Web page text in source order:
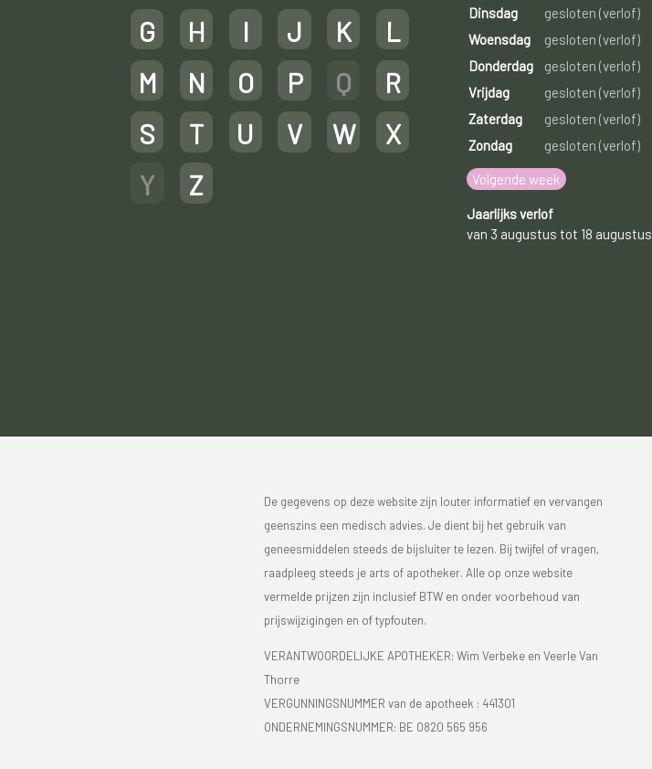
G
H I J K
L
M
N O P Q
R
S
T U V W
X
Y
Z
Dinsdag
gesloten (verlof)
Woensdag
gesloten (verlof)
Donderdag
gesloten (verlof)
Vrijdag
gesloten (verlof)
Zaterdag
gesloten (verlof)
Zondag
gesloten (verlof)
Volgende week
Jaarlijks verlof
van 3 augustus tot 18 augustus
De gegevens op deze website zijn louter informatief en vervangen
geenszins een medisch advies. Je dient bij het gebruik van
geneesmiddelen steeds de bijsluiter te lezen. Bij twijfel of vragen,
raadpleeg steeds je arts of apotheker. Alle op onze website
vermelde prijzen zijn inclusief BTW en onder voorbehoud van
prijswijzigingen en of typfouten.
VERANTWOORDELIJKE APOTHEKER: Wim Verbeke en Veerle Van
Thorre
VERGUNNINGSNUMMER van de apotheek : 441301
ONDERNEMINGSNUMMER: BE 0820 565 956